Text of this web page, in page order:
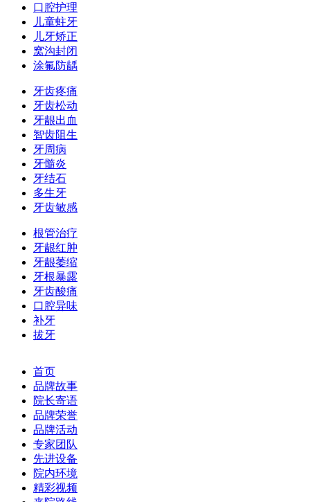
口腔护理
儿童蛀牙
儿牙矫正
窝沟封闭
涂氟防龋
牙齿疼痛
牙齿松动
牙龈出血
智齿阻生
牙周病
牙髓炎
牙结石
多生牙
牙齿敏感
根管治疗
牙龈红肿
牙龈萎缩
牙根暴露
牙齿酸痛
口腔异味
补牙
拔牙
首页
品牌故事
院长寄语
品牌荣誉
品牌活动
专家团队
先进设备
院内环境
精彩视频